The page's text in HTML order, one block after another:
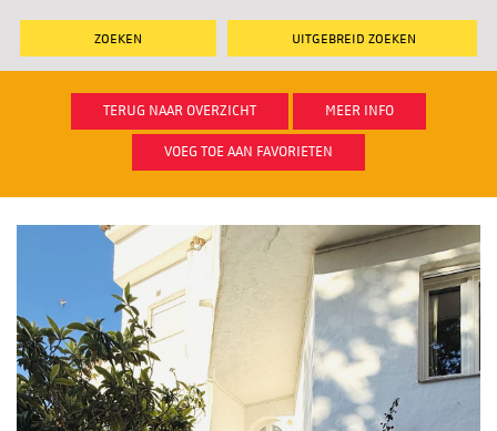
UITGEBREID ZOEKEN
TERUG NAAR OVERZICHT MEER INFO
VOEG TOE AAN FAVORIETEN